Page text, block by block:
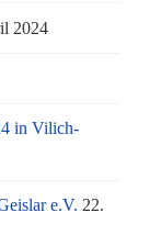
2024
in Vilich-
e.V. 22.